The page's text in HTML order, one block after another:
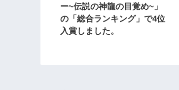
ー~伝説の神龍の目覚め~」
の「総合ランキング」で4位
入賞しました。